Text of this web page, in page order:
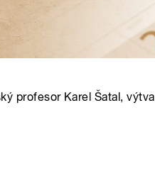
profesor Karel Šatal,